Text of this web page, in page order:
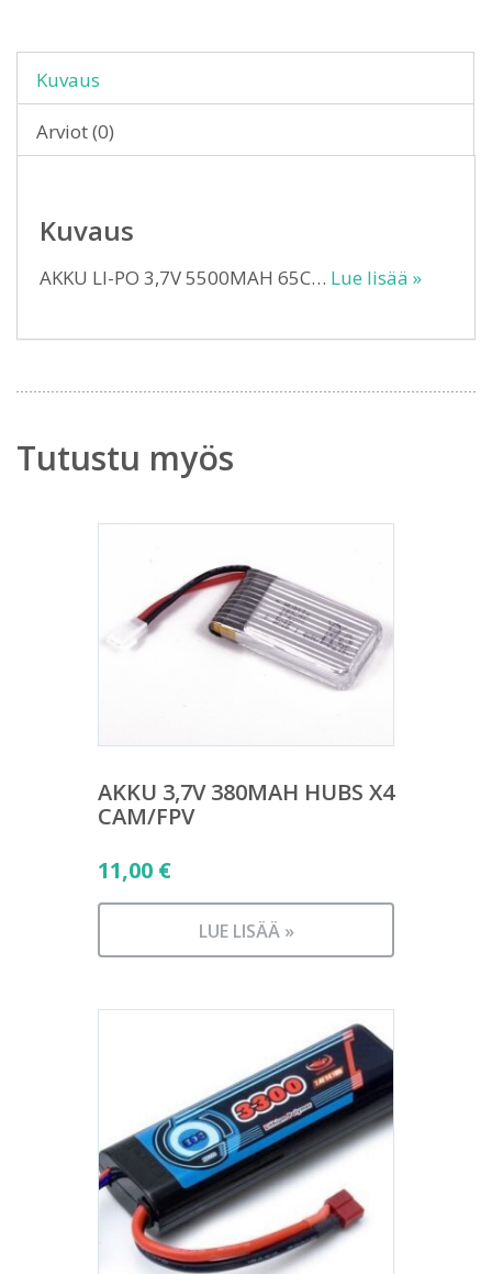
Kuvaus
Arviot (0)
Kuvaus
AKKU LI-PO 3,7V 5500MAH 65C… Lue lisää »
Tutustu myös
AKKU 3,7V 380MAH HUBS X4
CAM/FPV
11,00 €
LUE LISÄÄ »